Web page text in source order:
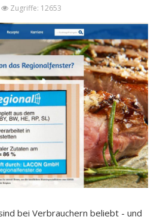
Zugriffe: 12653
bei Verbrauchern beliebt - und